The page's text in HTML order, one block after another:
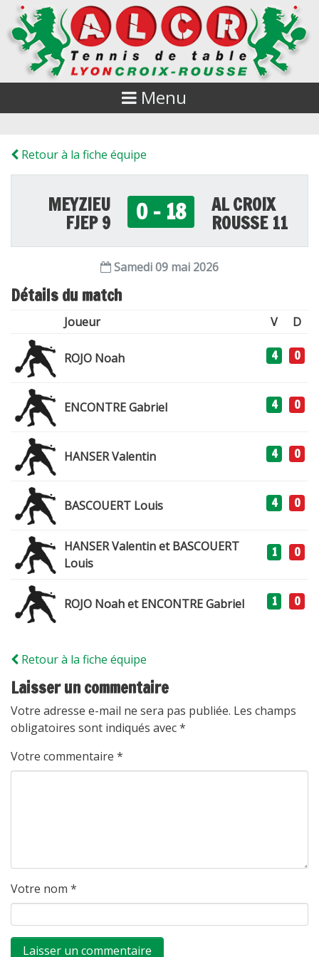
Menu
Retour à la fiche équipe
MEYZIEU
FJEP 9 0 - 18 AL CROIX
ROUSSE 11
Samedi 09 mai 2026
Détails du match
Joueur V D
ROJO Noah 4 0
ENCONTRE Gabriel 4 0
HANSER Valentin 4 0
BASCOUERT Louis 4 0
HANSER Valentin et BASCOUERT
Louis
1 0
ROJO Noah et ENCONTRE Gabriel 1 0
Retour à la fiche équipe
Laisser un commentaire
Votre adresse e-mail ne sera pas publiée. Les champs
obligatoires sont indiqués avec*
Votre commentaire *
Votre nom *